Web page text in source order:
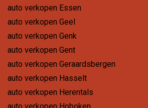
auto verkopen Essen
auto verkopen Geel
auto verkopen Genk
auto verkopen Gent
auto verkopen Geraardsbergen
auto verkopen Hasselt
auto verkopen Herentals